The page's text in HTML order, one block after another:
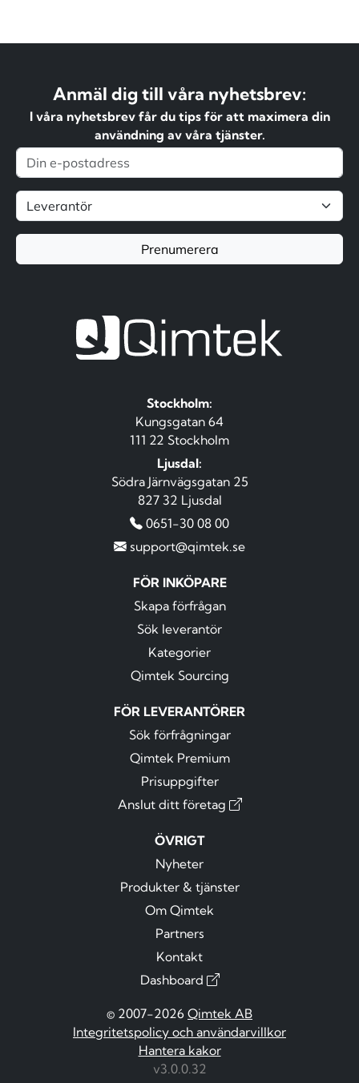
Anmäl dig till våra nyhetsbrev:
I våra nyhetsbrev får du tips för att maximera din
användning av våra tjänster.
Prenumerera
Stockholm:
Kungsgatan 64
111 22 Stockholm
Ljusdal:
Södra Järnvägsgatan 25
827 32 Ljusdal
0651-30 08 00
support@qimtek.se
FÖR INKÖPARE
Skapa förfrågan
Sök leverantör
Kategorier
Qimtek Sourcing
FÖR LEVERANTÖRER
Sök förfrågningar
Qimtek Premium
Prisuppgifter
Anslut ditt företag
ÖVRIGT
Nyheter
Produkter & tjänster
Om Qimtek
Partners
Kontakt
Dashboard
© 2007-2026 Qimtek AB
Integritetspolicy och användarvillkor
Hantera kakor
v3.0.0.32